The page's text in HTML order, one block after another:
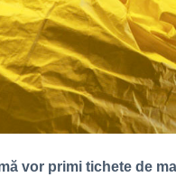
vor primi tichete de